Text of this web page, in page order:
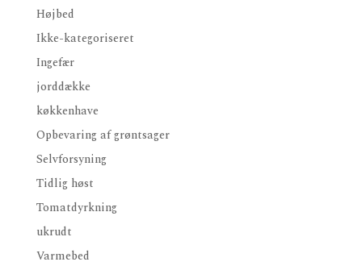
Højbed
Ikke-kategoriseret
Ingefær
jorddække
køkkenhave
Opbevaring af grøntsager
Selvforsyning
Tidlig høst
Tomatdyrkning
ukrudt
Varmebed